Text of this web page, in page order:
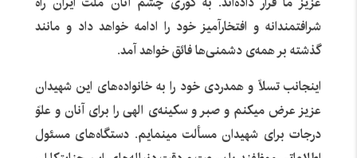
شرافتمندانه و افتخارآمیز خود را ادامه خواهد داد و مانند
گذشته بر همه‌ی دشمنی‌ها فائق خواهد آمد.
اینجانب تسلّا و همدردی خود را به خانواده‌های این شهیدان
عزیز عرض میکنم و صبر و سکینه‌ی الهی را برای آنان و علوّ
درجات برای شهیدان مسألت مینمایم. دستگاه‌های مسئول